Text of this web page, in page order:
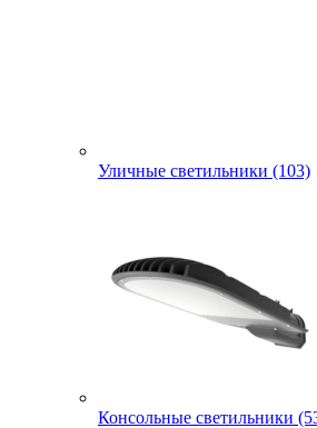
Уличные светильники (103)
Консольные светильники